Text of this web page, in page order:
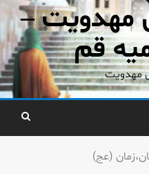
مهدویت –
قم
مهدویت
(عج)